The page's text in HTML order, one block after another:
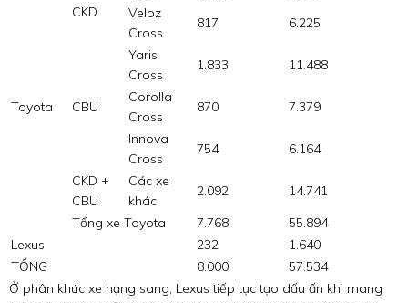
Toyota
CKD
Veloz
Cross
817 6.225
CBU
Yaris
Cross
1.833
11.488
Corolla
Cross
870
7.379
Innova
Cross
754
6.164
CKD +
CBU
Các xe
khác
2.092
14.741
Tổng xe Toyota
7.768
55.894
Lexus
232
1.640
TỔNG
8.000
57.534
Ở phân khúc xe hạng sang, Lexus tiếp tục tạo dấu ấn khi mang